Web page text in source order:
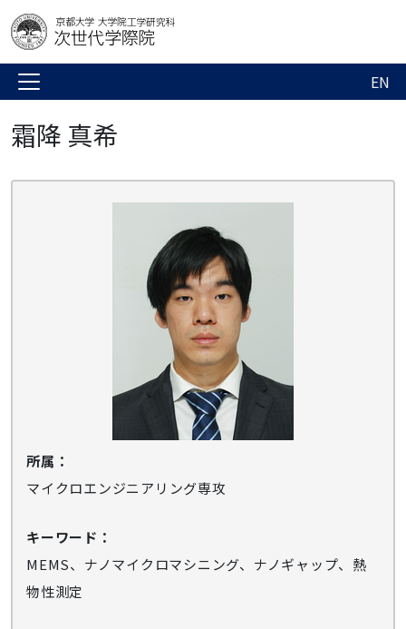
EN
霜降 真希
所属：
マイクロエンジニアリング専攻
キーワード：
MEMS、ナノマイクロマシニング、ナノギャップ、熱
物性測定